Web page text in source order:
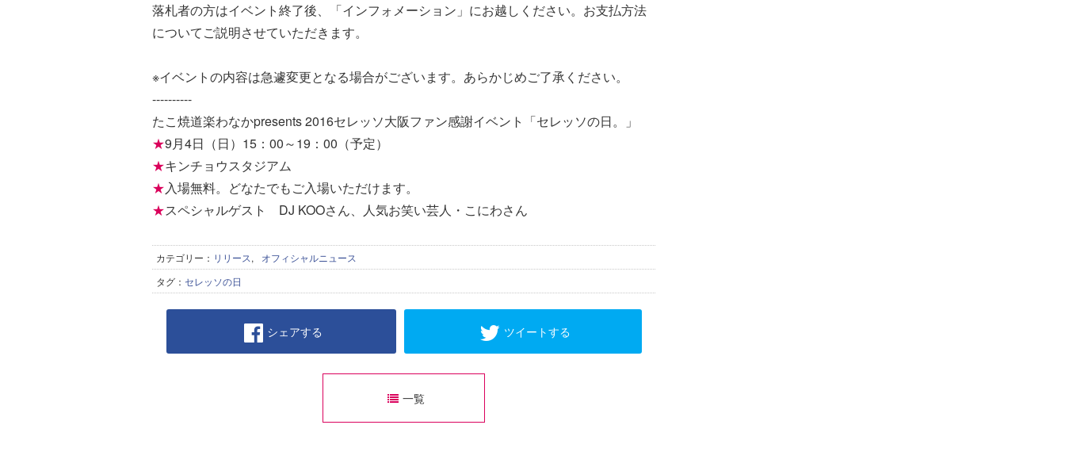
落札者の方はイベント終了後、「インフォメーション」にお越しください。お支払方法
についてご説明させていただきます。
※イベントの内容は急遽変更となる場合がございます。あらかじめご了承ください。
----------
たこ焼道楽わなかpresents 2016セレッソ大阪ファン感謝イベント「セレッソの日。」
★9月4日（日）15：00～19：00（予定）
★キンチョウスタジアム
★入場無料。どなたでもご入場いただけます。
★スペシャルゲスト DJ KOOさん、人気お笑い芸人・こにわさん
カテゴリー： リリース,
オフィシャルニュース
タグ： セレッソの日
シェアする ツイートする
一覧